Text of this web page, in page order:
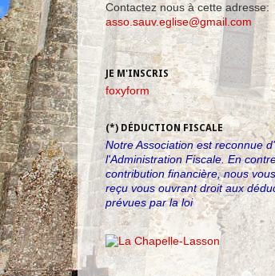
Contactez nous à cette adresse:
asso.sauv.eglise@gmail.com
JE M'INSCRIS
foxyform
(*) DÉDUCTION FISCALE
Notre Association est reconnue
l'Administration Fiscale. En
contribution financière, nous
reçu vous ouvrant droit aux
prévues par la loi